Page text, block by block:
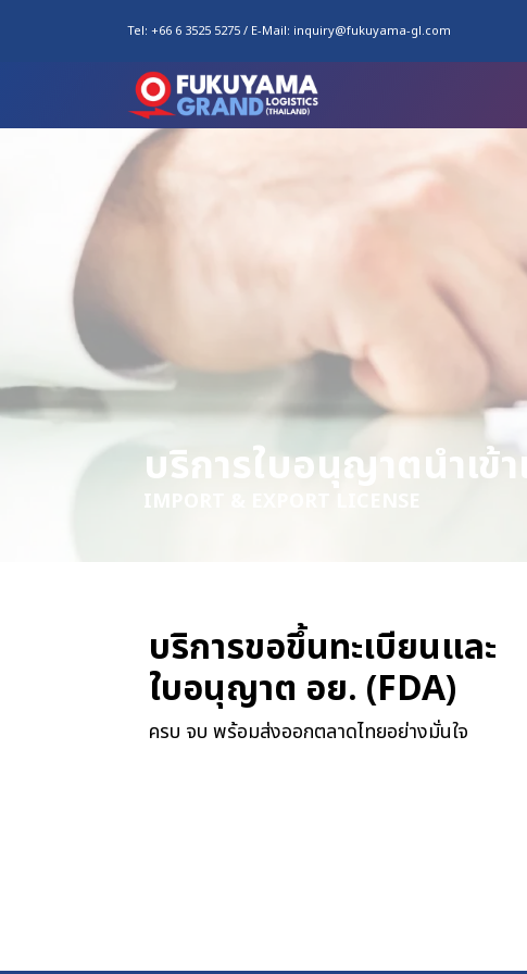
Tel: +66 6 3525 5275/ E-Mail: inquiry@fukuyama-gl.com
บริการใบอนุญาตนำเข้
บริการขอขึ้นทะเบียนและ
ใบอนุญาต อย. (FDA)
ครบ จบ พร้อมส่งออกตลาดไทยอย่างมั่นใจ